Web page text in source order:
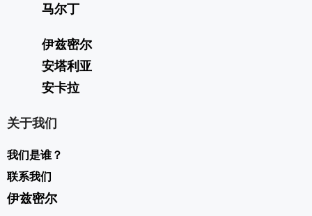
马尔丁
伊兹密尔
安塔利亚
安卡拉
关于我们
我们是谁？
联系我们
伊兹密尔